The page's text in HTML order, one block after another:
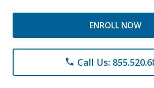
ENROLL NOW
phone Call Us: